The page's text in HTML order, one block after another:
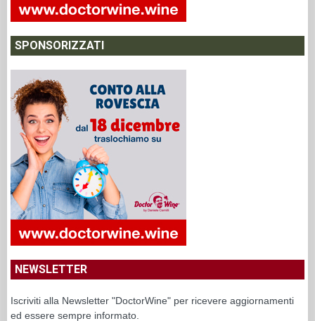
SPONSORIZZATI
NEWSLETTER
Iscriviti alla Newsletter "DoctorWine" per ricevere aggiornamenti
ed essere sempre informato.